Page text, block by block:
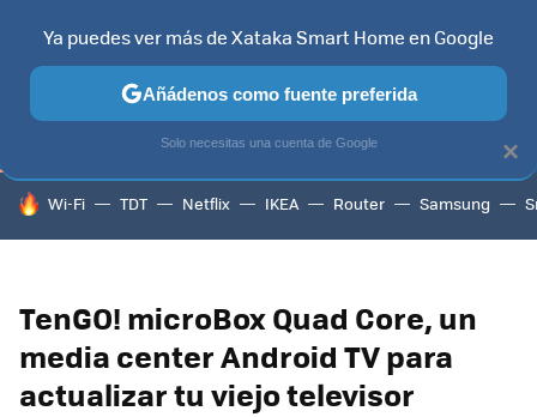
TELEVISORES CONTENIDOS SMART TV SELECCIÓN
HOY SE HABLA DE
Wi-Fi TDT Netflix IKEA Router Samsung
TenGO! microBox Quad Core, un
media center Android TV para
actualizar tu viejo televisor
×
Ya puedes ver más de Xataka Smart Home en Google
Añádenos como fuente preferida
Solo necesitas una cuenta de Google